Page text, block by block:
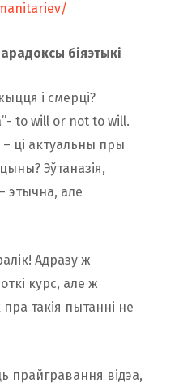
біяэтыкі
і смерці?
to will or not to will.
– ці актуальны пры
Эўтаназія,
этычна, але
Адразу ж
курс, але ж
пра такія пытанні не
прайгравання відэа,